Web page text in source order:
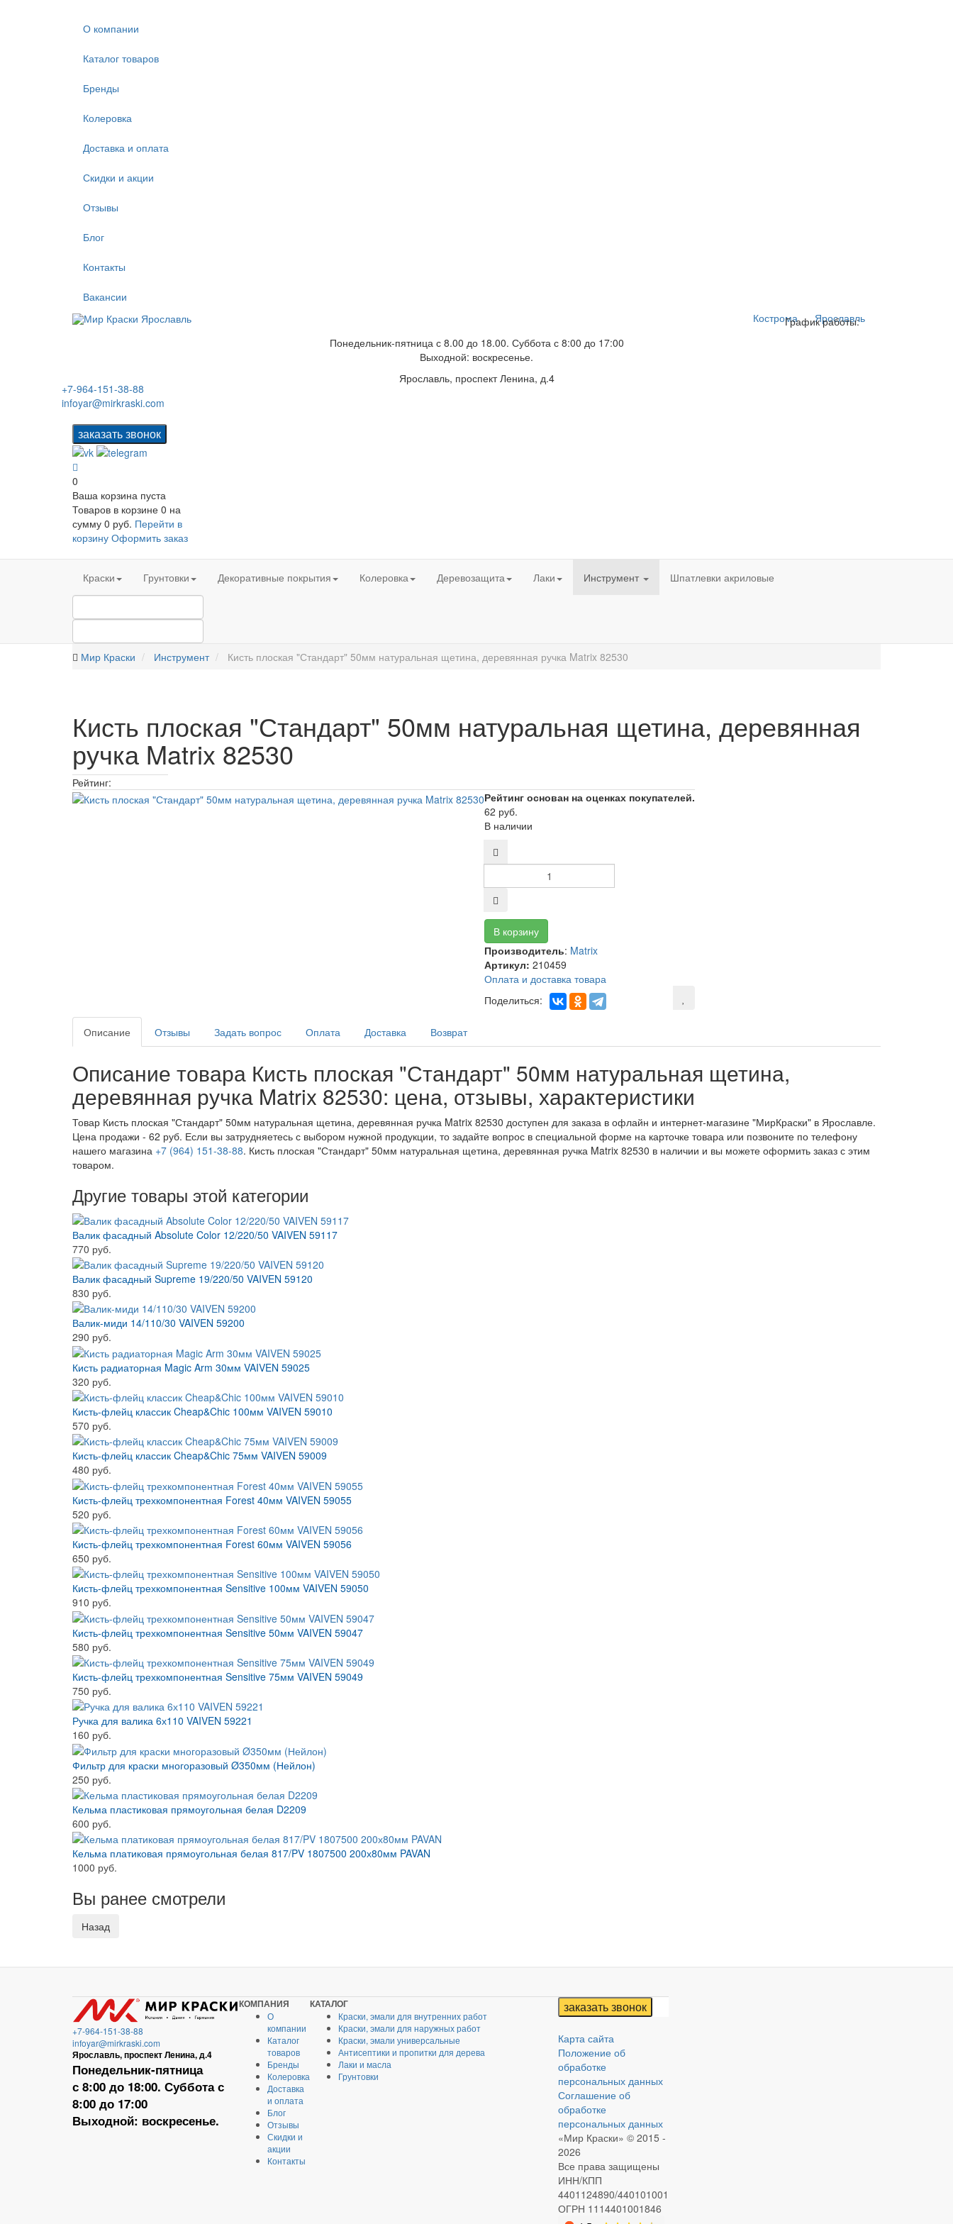
О компании
Каталог товаров
Бренды
Колеровка
Доставка и оплата
Скидки и акции
Отзывы
Блог
Контакты
Вакансии
Кострома
Ярославль
График работы:
Понедельник-пятница с 8.00 до 18.00. Суббота с 8:00 до 17:00
Выходной: воскресенье.
Ярославль, проспект Ленина, д.4
+7-964-151-38-88
infoyar@mirkraski.com
0
Ваша корзина пуста
Товаров в корзине 0 на
сумму 0 руб. Перейти в
корзину Оформить заказ
Краски Грунтовки Декоративные покрытия Колеровка Деревозащита Лаки Инструмент Шпатлевки акриловые
Мир Краски Инструмент Кисть плоская "Стандарт" 50мм натуральная щетина, деревянная ручка Matrix 82530
Кисть плоская "Стандарт" 50мм натуральная щетина, деревянная
ручка Matrix 82530
Рейтинг:
Рейтинг основан на оценках покупателей.
62 руб.
В наличии
Производитель: Matrix
Артикул: 210459
Оплата и доставка товара
Поделиться:
Описание Отзывы Задать вопрос Оплата Доставка Возврат
Описание товара Кисть плоская "Стандарт" 50мм натуральная щетина,
деревянная ручка Matrix 82530: цена, отзывы, характеристики
Товар Кисть плоская "Стандарт" 50мм натуральная щетина, деревянная ручка Matrix 82530 доступен для заказа в офлайн и интернет-магазине "МирКраски" в Ярославле.
Цена продажи - 62 руб. Если вы затрудняетесь с выбором нужной продукции, то задайте вопрос в специальной форме на карточке товара или позвоните по телефону
нашего магазина +7 (964) 151-38-88. Кисть плоская "Стандарт" 50мм натуральная щетина, деревянная ручка Matrix 82530 в наличии и вы можете оформить заказ с этим
товаром.
Другие товары этой категории
Валик фасадный Absolute Color 12/220/50 VAIVEN 59117
770 руб.
Валик фасадный Supreme 19/220/50 VAIVEN 59120
830 руб.
Валик-миди 14/110/30 VAIVEN 59200
290 руб.
Кисть радиаторная Magic Arm 30мм VAIVEN 59025
320 руб.
Кисть-флейц классик Cheap&Chic 100мм VAIVEN 59010
570 руб.
Кисть-флейц классик Cheap&Chic 75мм VAIVEN 59009
480 руб.
Кисть-флейц трехкомпонентная Forest 40мм VAIVEN 59055
520 руб.
Кисть-флейц трехкомпонентная Forest 60мм VAIVEN 59056
650 руб.
Кисть-флейц трехкомпонентная Sensitive 100мм VAIVEN 59050
910 руб.
Кисть-флейц трехкомпонентная Sensitive 50мм VAIVEN 59047
580 руб.
Кисть-флейц трехкомпонентная Sensitive 75мм VAIVEN 59049
750 руб.
Ручка для валика 6х110 VAIVEN 59221
160 руб.
Фильтр для краски многоразовый Ø350мм (Нейлон)
250 руб.
Кельма пластиковая прямоугольная белая D2209
600 руб.
Кельма платиковая прямоугольная белая 817/PV 1807500 200х80мм PAVAN
1000 руб.
Вы ранее смотрели
+7-964-151-38-88
infoyar@mirkraski.com
Ярославль, проспект Ленина, д.4
Понедельник-пятница
с 8:00 до 18:00. Суббота с
8:00 до 17:00
Выходной: воскресенье.
КОМПАНИЯ
О
компании
Каталог
товаров
Бренды
Колеровка
Доставка
и оплата
Блог
Отзывы
Скидки и
акции
Контакты
КАТАЛОГ
Краски, эмали для внутренних работ
Краски, эмали для наружных работ
Краски, эмали универсальные
Антисептики и пропитки для дерева
Лаки и масла
Грунтовки
Карта сайта
Положение об
обработке
персональных данных
Соглашение об
обработке
персональных данных
«Мир Краски» © 2015 -
2026
Все права защищены
ИНН/КПП
4401124890/440101001
ОГРН 1114401001846